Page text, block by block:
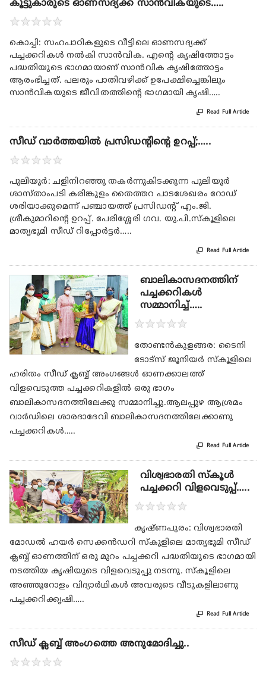
കൂട്ടുകാരുടെ ഓണസദ്യക്ക്‌ സാൻവികയുടെ…..
★★★★★
കൊച്ചി: സഹപാഠികളുടെ വീട്ടിലെ ഓണസദ്യക്ക്‌
പച്ചക്കറികൾ നൽകി സാൻവിക. എന്റെ കൃഷിത്തോട്ടം
പദ്ധതിയുടെ ഭാഗമായാണ്‌ സാൻവിക കൃഷിത്തോട്ടം
ആരംഭിച്ചത്. പലരും പാതിവഴിക്ക്‌ ഉപേക്ഷിച്ചെങ്കിലും
സാൻവികയുടെ ജീവിതത്തിന്റെ ഭാഗമായി കൃഷി…..
 Read Full Article
സീഡ് വാർത്തയിൽ പ്രസിഡന്റിന്റെ ഉറപ്പ്;…..
★★★★★
പുലിയൂർ: ചളിനിറഞ്ഞു തകർന്നുകിടക്കുന്ന പുലിയൂർ
ശാസ്താംപടി കരിങ്കുളം തൈത്തറ പാടശേഖരം റോഡ്
ശരിയാക്കുമെന്ന്‌ പഞ്ചായത്ത് പ്രസിഡന്റ് എം.ജി.
ശ്രീകുമാറിന്റെ ഉറപ്പ്. പേരിശ്ശേരി ഗവ. യു.പി.സ്കൂളിലെ
മാതൃഭൂമി സീഡ് റിപ്പോർട്ടർ…..
 Read Full Article
ബാലികാസദനത്തിന്
പച്ചക്കറികൾ
സമ്മാനിച്ച്…..
★★★★★
തോണ്ടൻകുളങ്ങര: ടൈനി
ടോട്സ് ജൂനിയർ സ്കൂളിലെ
ഹരിതം സീഡ് ക്ലബ്ബ് അംഗങ്ങൾ ഓണക്കാലത്ത്
വിളവെടുത്ത പച്ചക്കറികളിൽ ഒരു ഭാഗം
ബാലികാസദനത്തിലേക്കു സമ്മാനിച്ചു.ആലപ്പുഴ ആശ്രമം
വാർഡിലെ ശാരദാദേവി ബാലികാസദനത്തിലേക്കാണു
പച്ചക്കറികൾ…..
 Read Full Article
വിശ്വഭാരതി സ്‌കൂൾ
പച്ചക്കറി വിളവെടുപ്പ്…..
★★★★★
കൃഷ്ണപുരം: വിശ്വഭാരതി
മോഡൽ ഹയർ സെക്കൻഡറി സ്‌കൂളിലെ മാതൃഭൂമി സീഡ്
ക്ലബ്ബ് ഓണത്തിന് ഒരു മുറം പച്ചക്കറി പദ്ധതിയുടെ ഭാഗമായി
നടത്തിയ കൃഷിയുടെ വിളവെടുപ്പു നടന്നു. സ്‌കൂളിലെ
അഞ്ഞൂറോളം വിദ്യാർഥികൾ അവരുടെ വീടുകളിലാണു
പച്ചക്കറിക്കൃഷി…..
 Read Full Article
സീഡ് ക്ലബ്ബ് അംഗത്തെ അനുമോദിച്ചു..
★★★★★